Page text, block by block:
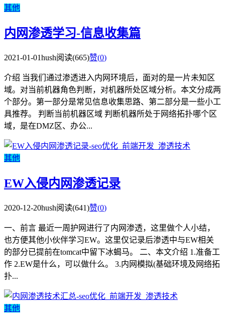
其他
内网渗透学习-信息收集篇
2021-01-01hush阅读(665)赞(0)
介绍 当我们通过渗透进入内网环境后，面对的是一片未知区
域。对当前机器角色判断，对机器所处区域分析。本文分成两
个部分。第一部分是常见信息收集思路、第二部分是一些小工
具推荐。 判断当前机器区域 判断机器所处于网络拓扑哪个区
域，是在DMZ区、办公...
其他
EW入侵内网渗透记录
2020-12-20hush阅读(641)赞(0)
一、前言 最近一周护网进行了内网渗透，这里做个人小结，
也方便其他小伙伴学习EW。这里仅记录后渗透中与EW相关
的部分已提前在tomcat中留下冰蝎马。 二、本文介绍 1.准备工
作 2.EW是什么，可以做什么。 3.内网模拟(基础环境及网络拓
扑...
其他